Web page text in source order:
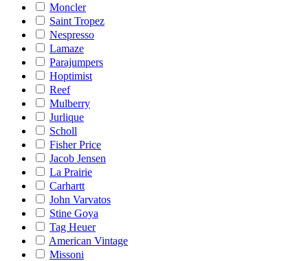
Moncler
Saint Tropez
Nespresso
Lamaze
Parajumpers
Hoptimist
Reef
Mulberry
Jurlique
Scholl
Fisher Price
Jacob Jensen
La Prairie
Carhartt
John Varvatos
Stine Goya
Tag Heuer
American Vintage
Missoni